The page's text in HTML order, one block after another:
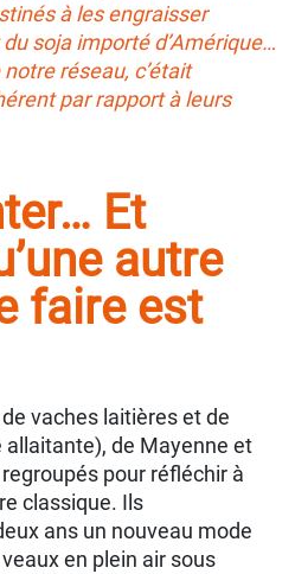
à les engraisser
soja importé d’Amérique…
réseau, c’était
par rapport à leurs
Et
autre
faire est
vaches laitières et de
allaitante), de Mayenne et
pour réfléchir à
classique. Ils
ans un nouveau mode
veaux en plein air sous